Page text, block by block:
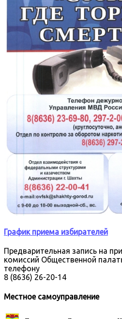
График приема избирателей
Предварительная запись на
комиссий Общественной
телефону
8 (8636) 26-20-14
Местное самоуправление